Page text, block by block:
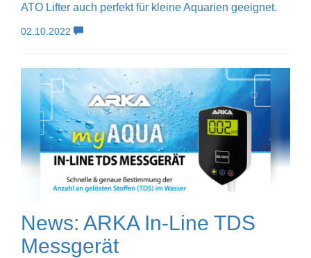
ATO Lifter auch perfekt für kleine Aquarien geeignet.
02.10.2022
News: ARKA In-Line TDS
Messgerät